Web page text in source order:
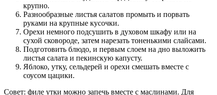
крупно.
Разнообразные листья салатов промыть и порвать
руками на крупные кусочки.
Орехи немного подсушить в духовом шкафу или на
сухой сковороде, затем нарезать тоненькими слайсами.
Подготовить блюдо, и первым слоем на дно выложить
листья салата и пекинскую капусту.
Яблоко, утку, сельдерей и орехи смешать вместе с
соусом цацики.
Совет: филе утки можно запечь вместе с маслинами. Для